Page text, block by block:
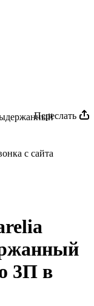
с сайта
3П в
Переслать